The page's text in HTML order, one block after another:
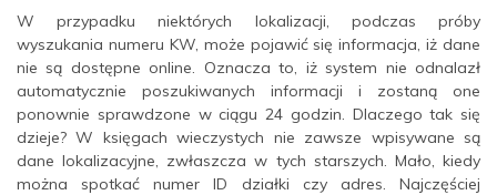
W przypadku niektórych lokalizacji, podczas próby
wyszukania numeru KW, może pojawić się informacja, iż dane
nie są dostępne online. Oznacza to, iż system nie odnalazł
automatycznie poszukiwanych informacji i zostaną one
ponownie sprawdzone w ciągu 24 godzin. Dlaczego tak się
dzieje? W księgach wieczystych nie zawsze wpisywane są
dane lokalizacyjne, zwłaszcza w tych starszych. Mało, kiedy
można spotkać numer ID działki czy adres. Najczęściej